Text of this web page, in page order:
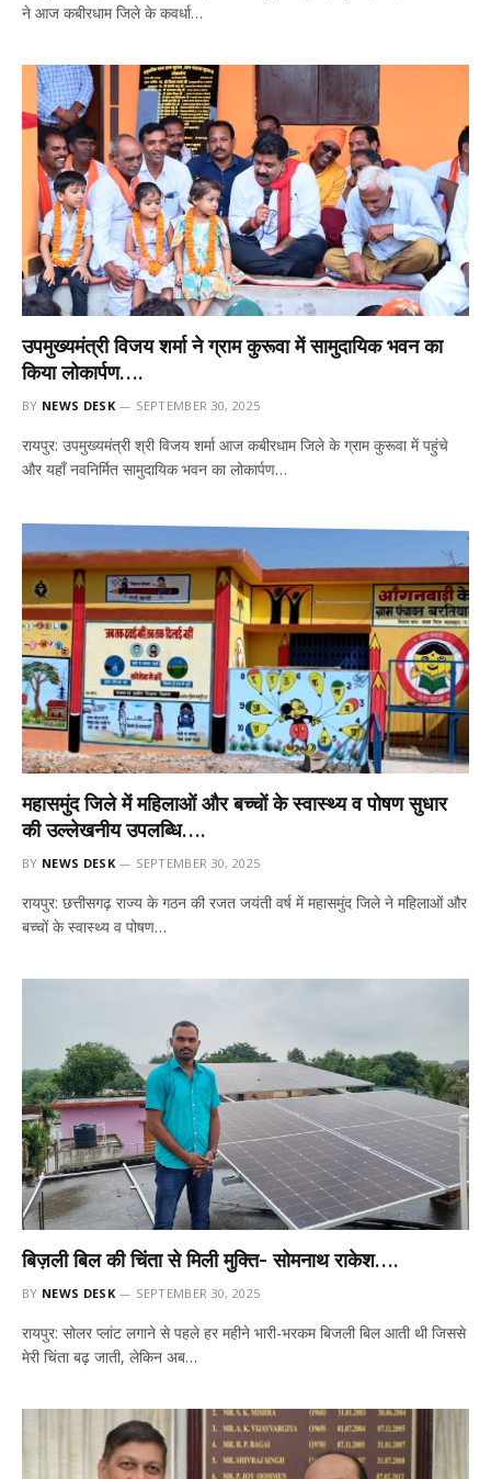
ने आज कबीरधाम जिले के कवर्धा…
उपमुख्यमंत्री विजय शर्मा ने ग्राम कुरूवा में सामुदायिक भवन का
किया लोकार्पण….
BY NEWS DESK SEPTEMBER 30, 2025
रायपुर: उपमुख्यमंत्री श्री विजय शर्मा आज कबीरधाम जिले के ग्राम कुरूवा में पहुंचे
और यहाँ नवनिर्मित सामुदायिक भवन का लोकार्पण…
महासमुंद जिले में महिलाओं और बच्चों के स्वास्थ्य व पोषण सुधार
की उल्लेखनीय उपलब्धि….
BY NEWS DESK SEPTEMBER 30, 2025
रायपुर: छत्तीसगढ़ राज्य के गठन की रजत जयंती वर्ष में महासमुंद जिले ने महिलाओं और
बच्चों के स्वास्थ्य व पोषण…
बिज़ली बिल की चिंता से मिली मुक्ति- सोमनाथ राकेश….
BY NEWS DESK SEPTEMBER 30, 2025
रायपुर: सोलर प्लांट लगाने से पहले हर महीने भारी-भरकम बिजली बिल आती थी जिससे
मेरी चिंता बढ़ जाती, लेकिन अब…